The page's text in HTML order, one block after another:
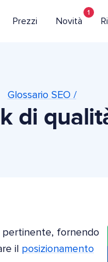
Prezzi Novità
1
Glossario SEO /
di
pertinente, fornendo
il posizionamento